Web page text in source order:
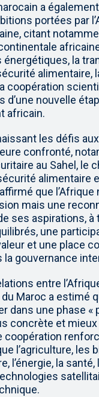
a
portées par
citant
la
alimentaire,
coopération
d’une nouvelle
africain.
les défis
confronté,
au Sahel, le
alimentaire
que l’Afrique
mais une
ses aspirations, à
une
et une place
la gouvernance
entre
du Maroc a estimé
dans une phase «
concrète et
coopération
l’agriculture, les
l’énergie, la